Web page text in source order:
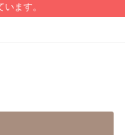
います。